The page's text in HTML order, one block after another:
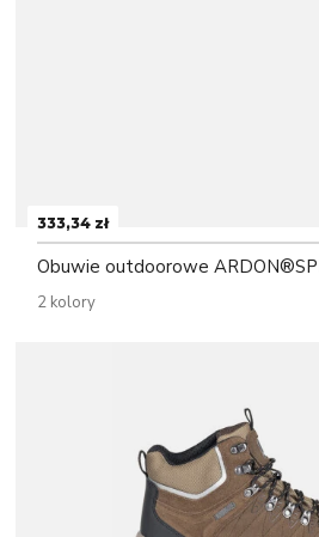
333,34 zł
Obuwie outdoorowe
2 kolory